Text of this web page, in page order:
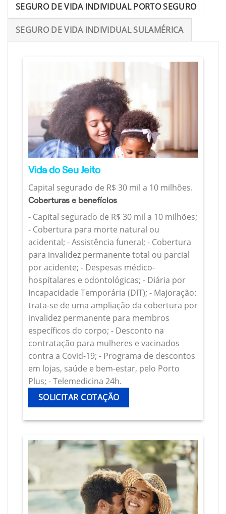
SEGURO DE VIDA INDIVIDUAL PORTO SEGURO
SEGURO DE VIDA INDIVIDUAL SULAMÉRICA
Vida do Seu Jeito
Capital segurado de R$ 30 mil a 10 milhões.
Coberturas e benefícios
- Capital segurado de R$ 30 mil a 10 milhões;
- Cobertura para morte natural ou
acidental; - Assistência funeral; - Cobertura
para invalidez permanente total ou parcial
por acidente; - Despesas médico-
hospitalares e odontológicas; - Diária por
Incapacidade Temporária (DIT); - Majoração:
trata-se de uma ampliação da cobertura por
invalidez permanente para membros
específicos do corpo; - Desconto na
contratação para mulheres e vacinados
contra a Covid-19; - Programa de descontos
em lojas, saúde e bem-estar, pelo Porto
Plus; - Telemedicina 24h.
SOLICITAR COTAÇÃO